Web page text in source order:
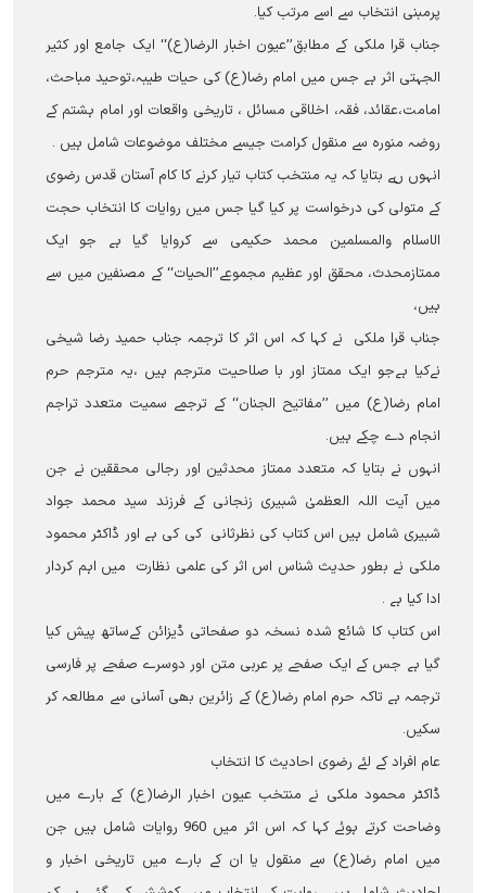
پرمبنی انتخاب سے اسے مرتب کیا۔
جناب قرا ملکی کے مطابق’’عیون اخبار الرضا(ع)‘‘ ایک جامع اور کثیر
الجہتی اثر ہے جس میں امام رضا(ع) کی حیات طیبہ،توحید مباحث،
امامت،عقائد، فقہ، اخلاقی مسائل ، تاریخی واقعات اور امام ہشتم کے
روضہ منورہ سے منقول کرامت جیسے مختلف موضوعات شامل ہیں ۔
انہوں ںے بتایا کہ یہ منتخب کتاب تیار کرنے کا کام آستان قدس رضوی
کے متولی کی درخواست پر کیا گیا جس میں روایات کا انتخاب حجت
الاسلام والمسلمین محمد حکیمی سے کروایا گیا ہے جو ایک
ممتازمحدث، محقق اور عظیم مجموعے’’الحیات‘‘ کے مصنفین میں سے
ہیں،
جناب قرا ملکی نے کہا کہ اس اثر کا ترجمہ جناب حمید رضا شیخی
نےکیا ہےجو ایک ممتاز اور با صلاحیت مترجم ہیں ،یہ مترجم حرم
امام رضا(ع) میں ’’مفاتیح الجنان‘‘ کے ترجمے سمیت متعدد تراجم
انجام دے چکے ہیں۔
انہوں نے بتایا کہ متعدد ممتاز محدثین اور رجالی محققین نے جن
میں آیت اللہ العظمیٰ شبیری زنجانی کے فرزند سید محمد جواد
شبیری شامل ہیں اس کتاب کی نظرثانی کی کی ہے اور ڈاکٹر محمود
ملکی نے بطور حدیث شناس اس اثر کی علمی نظارت میں اہم کردار
ادا کیا ہے ۔
اس کتاب کا شائع شدہ نسخہ دو صفحاتی ڈیزائن کےساتھ پیش کیا
گیا ہے جس کے ایک صفحے پر عربی متن اور دوسرے صفحے پر فارسی
ترجمہ ہے تاکہ حرم امام رضا(ع) کے زائرین بھی آسانی سے مطالعہ کر
سکیں۔
عام افراد کے لئے رضوی احادیث کا انتخاب
ڈاکٹر محمود ملکی نے منتخب عیون اخبار الرضا(ع) کے بارے میں
وضاحت کرتے ہوئے کہا کہ اس اثر میں 960 روایات شامل ہیں جن
میں امام رضا(ع) سے منقول یا ان کے بارے میں تاریخی اخبار و